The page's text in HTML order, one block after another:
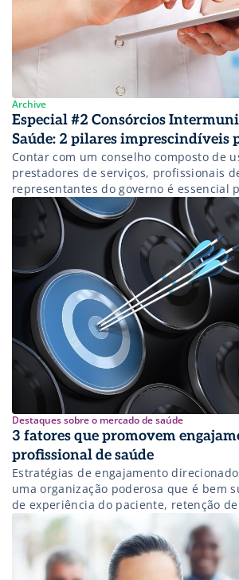
Archive
Especial #2 Consórcios
Saúde: 2 pilares imprescindíveis
Contar com um conselho composto de
prestadores de serviços, profissionais
representantes do governo é essencial
que resolvam os problemas da região
Destaques sobre o mercado de saúde
3 fatores que promovem
profissional de saúde
Estratégias de engajamento
uma organização poderosa que é bem
de experiência do paciente, retenção
área financeira